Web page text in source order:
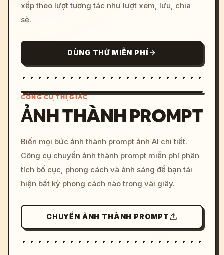
xếp theo lượt tương tác như lượt xem, lưu, chia
sẻ.
DÙNG THỬ MIỄN PHÍ
c, cyberpunk sunset, neon
colors, 8k --v 6.0
CÔNG CỤ THỊ GIÁC
ẢNH THÀNH PROMPT
Biến mọi bức ảnh thành prompt ảnh AI chi tiết.
Công cụ chuyển ảnh thành prompt miễn phí phân
tích bố cục, phong cách và ánh sáng để bạn tái
hiện bất kỳ phong cách nào trong vài giây.
CHUYỂN ẢNH THÀNH PROMPT